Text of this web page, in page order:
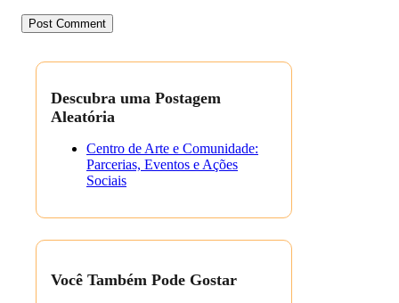
Descubra uma Postagem
Aleatória
Centro de Arte e Comunidade:
Parcerias, Eventos e Ações
Sociais
Você Também Pode Gostar